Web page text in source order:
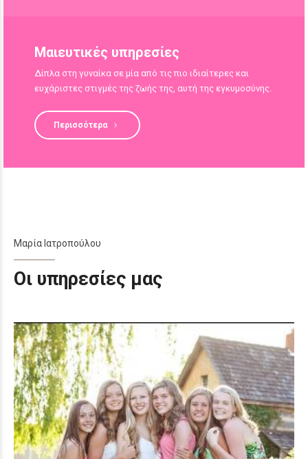
Μαιευτικές υπηρεσίες
Δίπλα στη γυναίκα σε μία από τις πιο ιδιαίτερες και
ευχάριστες στιγμές της ζωής της, αυτή της εγκυμοσύνης.
Περισσότερα
Μαρία Ιατροπούλου
Οι υπηρεσίες μας